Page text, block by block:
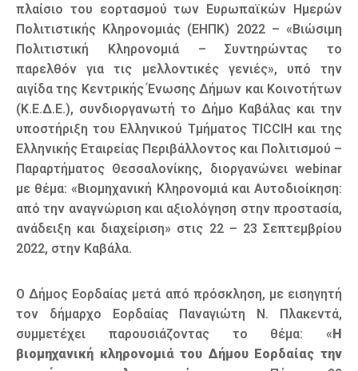
πλαίσιο του εορτασμού των Ευρωπαϊκών Ημερών
Πολιτιστικής Κληρονομιάς (ΕΗΠΚ) 2022 – «Βιώσιμη
Πολιτιστική Κληρονομιά – Συντηρώντας το
παρελθόν για τις μελλοντικές γενιές», υπό την
αιγίδα της Κεντρικής Ένωσης Δήμων και Κοινοτήτων
(Κ.Ε.Δ.Ε.), συνδιοργανωτή το Δήμο Καβάλας και την
υποστήριξη του Ελληνικού Τμήματος TICCIH και της
Ελληνικής Εταιρείας Περιβάλλοντος και Πολιτισμού –
Παραρτήματος Θεσσαλονίκης, διοργανώνει webinar
με θέμα: «Βιομηχανική Κληρονομιά και Αυτοδιοίκηση:
από την αναγνώριση και αξιολόγηση στην προστασία,
ανάδειξη και διαχείριση» στις 22 – 23 Σεπτεμβρίου
2022, στην Καβάλα.
Ο Δήμος Εορδαίας μετά από πρόσκληση, με εισηγητή
τον δήμαρχο Εορδαίας Παναγιώτη Ν. Πλακεντά,
συμμετέχει παρουσιάζοντας το θέμα: «Η
βιομηχανική κληρονομιά του Δήμου Εορδαίας την